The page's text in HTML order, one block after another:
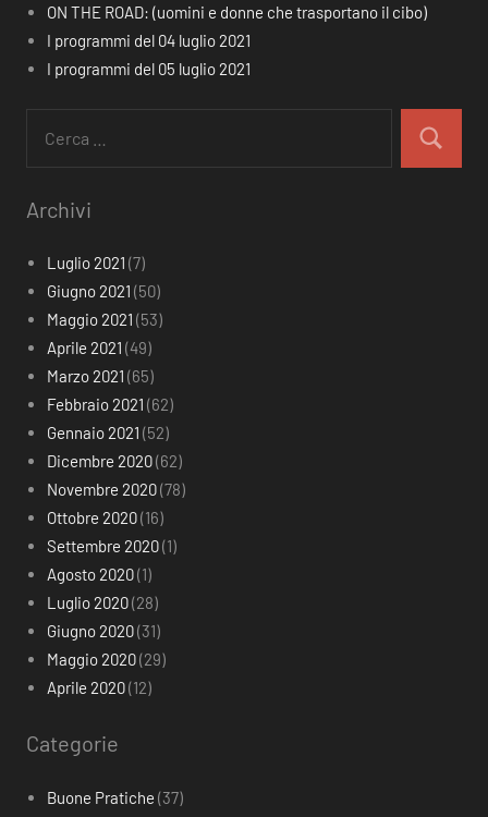
ON THE ROAD: (uomini e donne che trasportano il cibo)
I programmi del 04 luglio 2021
I programmi del 05 luglio 2021
per:
Cerca
Archivi
Luglio 2021 (7)
Giugno 2021 (50)
Maggio 2021 (53)
Aprile 2021 (49)
Marzo 2021 (65)
Febbraio 2021 (62)
Gennaio 2021 (52)
Dicembre 2020(62)
Novembre 2020(78)
Ottobre 2020(16)
Settembre 2020(1)
Agosto 2020(1)
Luglio 2020(28)
Giugno 2020(31)
Maggio 2020(29)
Aprile 2020(12)
Categorie
Buone Pratiche (37)